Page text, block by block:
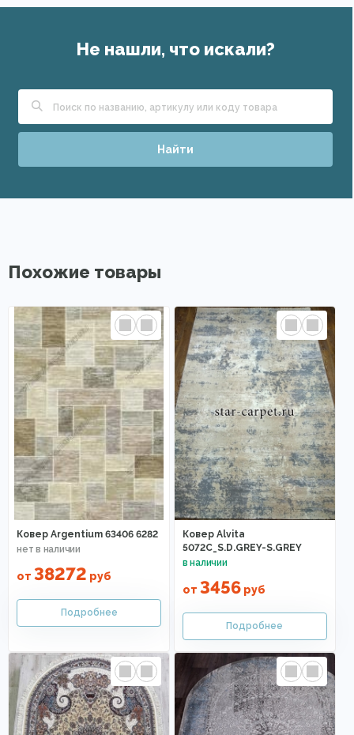
Не нашли, что искали?
Найти
Похожие товары
Ковер Argentium 63406 6282
от 38272 руб
Ковер Alvita
5072C_S.D.GREY-S.GREY
от 3456руб